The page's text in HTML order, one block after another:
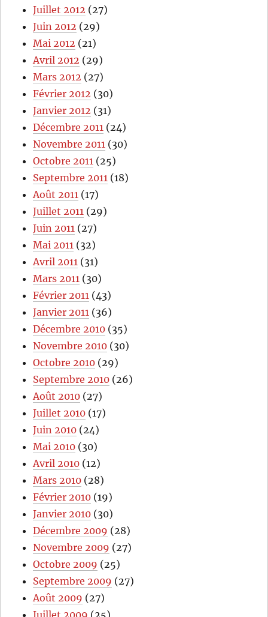
Juillet 2012 (27)
Juin 2012 (29)
Mai 2012 (21)
Avril 2012 (29)
Mars 2012 (27)
Février 2012 (30)
Janvier 2012 (31)
Décembre 2011 (24)
Novembre 2011 (30)
Octobre 2011 (25)
Septembre 2011 (18)
Août 2011 (17)
Juillet 2011 (29)
Juin 2011 (27)
Mai 2011 (32)
Avril 2011 (31)
Mars 2011 (30)
Février 2011 (43)
Janvier 2011 (36)
Décembre 2010 (35)
Novembre 2010 (30)
Octobre 2010 (29)
Septembre 2010 (26)
Août 2010 (27)
Juillet 2010 (17)
Juin 2010 (24)
Mai 2010 (30)
Avril 2010 (12)
Mars 2010 (28)
Février 2010 (19)
Janvier 2010 (30)
Décembre 2009 (28)
Novembre 2009 (27)
Octobre 2009 (25)
Septembre 2009 (27)
Août 2009 (27)